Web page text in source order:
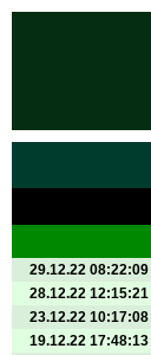
29.12.22 08:22:09
28.12.22 12:15:21
23.12.22 10:17:08
19.12.22 17:48:13